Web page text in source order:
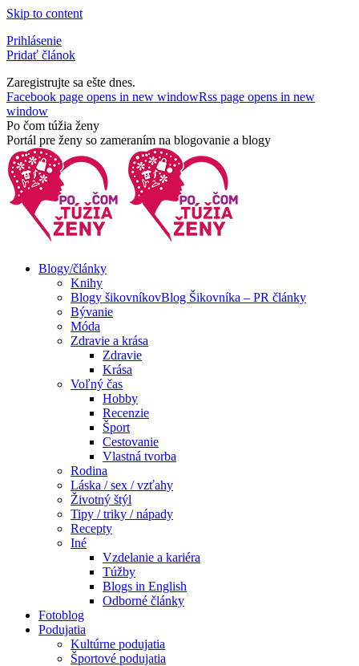
Skip to content
Prihlásenie
Pridať článok
Zaregistrujte sa ešte dnes.
Facebook page opens in new windowRss page opens in new
window
Po čom túžia ženy
Portál pre ženy so zameraním na blogovanie a blogy
Blogy/články
Knihy
Blogy šikovníkovBlog Šikovníka – PR články
Bývanie
Móda
Zdravie a krása
Zdravie
Krása
Voľný čas
Hobby
Recenzie
Šport
Cestovanie
Vlastná tvorba
Rodina
Láska / sex / vzťahy
Životný štýl
Tipy / triky / nápady
Recepty
Iné
Vzdelanie a kariéra
Túžby
Blogs in English
Odborné články
Fotoblog
Podujatia
Kultúrne podujatia
Športové podujatia